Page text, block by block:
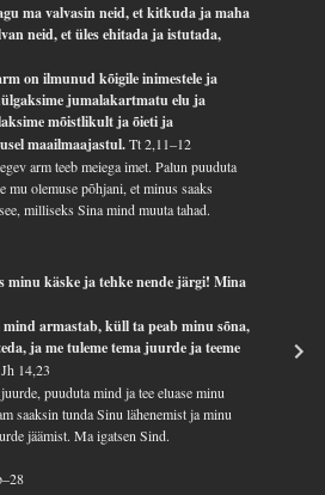
ma valvasin neid, et kitkuda ja maha
neid, et üles ehitada ja istutada,
on ilmunud kõigile inimestele ja
jumalakartmatu elu ja
mõistlikult ja õieti ja
maailmaajastul.Tt 2,11–12
arm teeb meiega imet. Palun puuduta
mu olemuse põhjani, et minus saaks
milliseks Sina mind muuta tahad.
minu käske ja tehke nende järgi! Mina
mind armastab, küll ta peab minu sõna,
ja me tuleme tema juurde ja teeme
Jh 14,23
puuduta mind ja tee eluase minu
saaksin tunda Sinu lähenemist ja minu
jäämist. Ma igatsen Sind.